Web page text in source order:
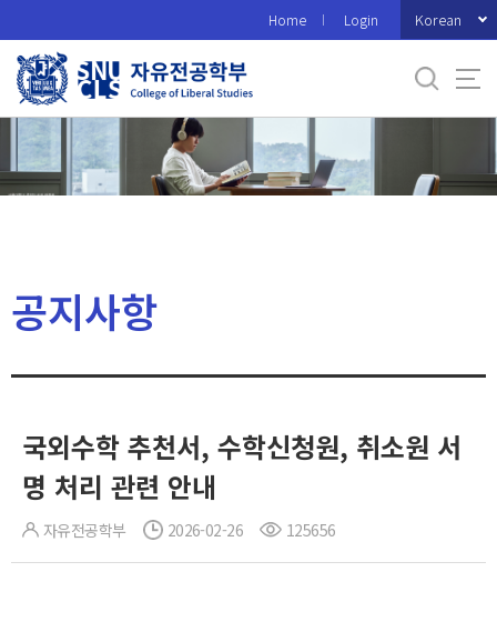
로
메
Home Login Korean
공지사항
국외수학 추천서, 수학신청원, 취소원 서
명 처리 관련 안내
자유전공학부 2026-02-26 125656